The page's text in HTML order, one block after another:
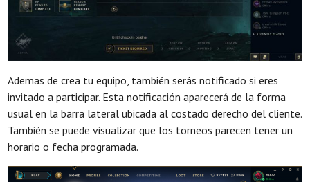
Ademas de crea tu equipo, también serás notificado si eres
invitado a participar. Esta notificación aparecerá de la forma
usual en la barra lateral ubicada al costado derecho del cliente.
También se puede visualizar que los torneos parecen tener un
horario o fecha programada.